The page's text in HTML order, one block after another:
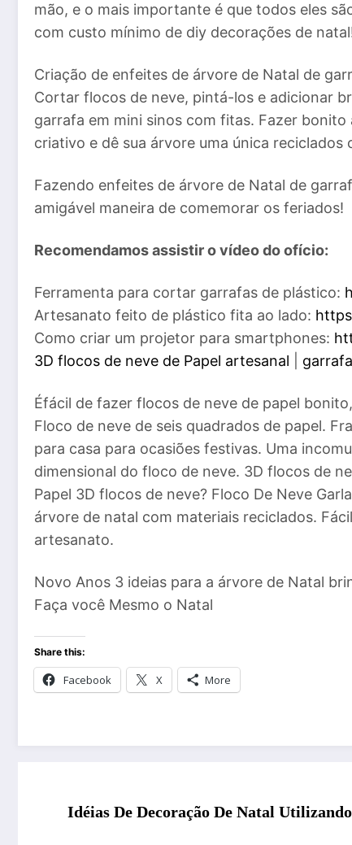
mão, e o mais importante é que todos eles
com custo mínimo de diy decorações de
Criação de enfeites de árvore de Natal de
Cortar flocos de neve, pintá-los e adicionar
garrafa em mini sinos com fitas. Fazer
criativo e dê sua árvore uma única reciclados
Fazendo enfeites de árvore de Natal de
amigável maneira de comemorar os feriados!
Recomendamos assistir o vídeo do ofício:
Ferramenta para cortar garrafas de plástico:
Artesanato feito de plástico fita ao lado:
Como criar um projetor para smartphones:
3D flocos de neve de Papel artesanal
Éfácil de fazer flocos de neve de papel
Floco de neve de seis quadrados de papel.
para casa para ocasiões festivas. Uma
dimensional do floco de neve. 3D flocos de
Papel 3D flocos de neve? Floco De Neve
árvore de natal com materiais reciclados.
artesanato.
Novo Anos 3 ideias para a árvore de Natal
Faça você Mesmo o Natal
Share this:
Facebook X More
Idéias De Decoração De Natal